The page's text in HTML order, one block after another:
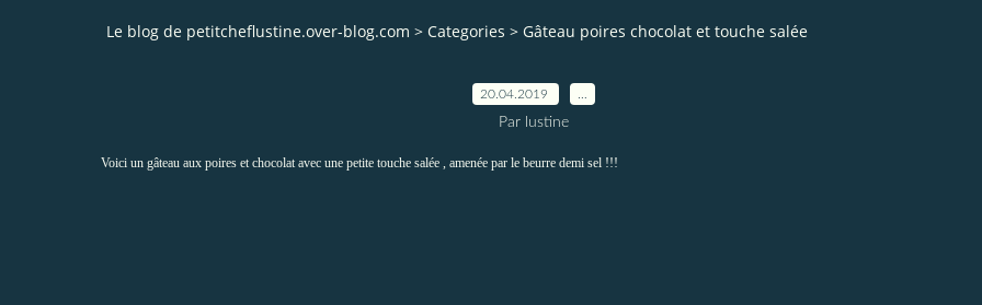
Le blog de petitcheflustine.over-blog.com > Categories > Gâteau poires chocolat et touche salée
20.04.2019
Par lustine
Voici un gâteau aux poires et chocolat avec une petite touche salée , amenée par le beurre demi sel !!!